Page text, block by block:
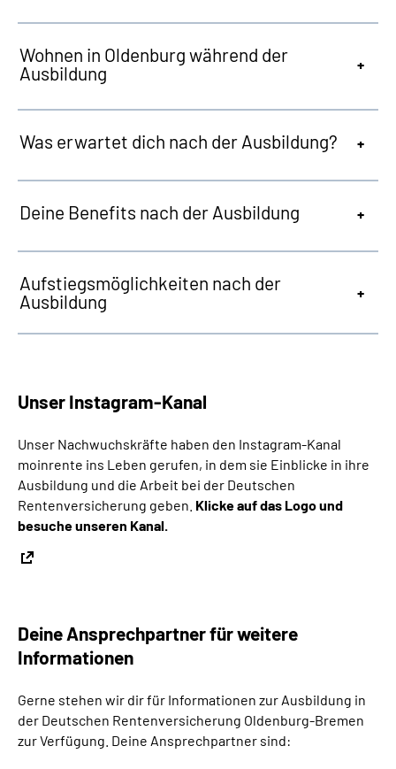
Wohnen in Oldenburg während der
Ausbildung
Was erwartet dich nach der Ausbildung?
Deine Benefits nach der Ausbildung
Aufstiegsmöglichkeiten nach der
Ausbildung
Unser Instagram-Kanal
Unser Nachwuchskräfte haben den Instagram-Kanal
moinrente ins Leben gerufen, in dem sie Einblicke in ihre
Ausbildung und die Arbeit bei der Deutschen
Rentenversicherung geben. Klicke auf das Logo und
besuche unseren Kanal.
Deine Ansprechpartner für weitere
Informationen
Gerne stehen wir dir für Informationen zur Ausbildung in
der Deutschen Rentenversicherung Oldenburg-Bremen
zur Verfügung. Deine Ansprechpartner sind: